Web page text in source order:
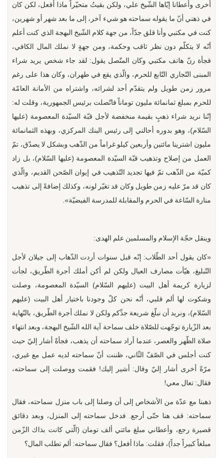
أخرى وأعطانا إيّاها الشّيخ علي، ولكن بقيتُ متحيّراً ماذا أفعل، لكن كان
في ذهني أنّ ما يقوله سماحته هو شيء آخر، إلى ما بعد شهر أو شهرين،
كنت في مكتبي وأنا قلق جدّاً، من جهة كلام الشّيخ البهجة الذي كنت أعلم
أنّه لا يتكلّم دون نظر ثاقب وحكمة، ومن جهةٍ لا نملك المال الكافي،
فجأة رنّ هاتف مكتبي وكان المتّصل يقول: لقد جاء شخص يريد شراء
المبنى التّجاري التّابع للحرم، والّذي يقع في طهران، وكان هذا على رغم
مرور زمن طويل ولم يتقدّم أحد لشرائه، واشتراه من الأمانة العامّة
للحرم بمبلغ ثمانمائة مليون توماناً فاتّصلت برئيس الجمهورية، وقلت له:
إنّنا نريد شراء ذهبٍ بقيمة منخفضة لأجل قبّة السيّدة المعصومة (عليها
السّلام)، وهو بدوره أحالني إلى رئيس البنك المركزي، وبهذه الثمانمائة
مليون اشترينا مائتين وأربعين كيلو غراماً من الذّهب وبشكل لا يصدّق، تمّ
العمل من إصلاح وتذهيب قبّة السيّدة المعصومة (عليها السّلام)، بل زاد
كميّة من الذّهب تمّ فيها تجديد التّذهيب في إيوان الصّحن القديم، والّذي
كان قد مرّ عليه زمن طويل وكان قد تغيّر لونه، وكذلك إضافةً إلى تذهيب
منارة السّاعة في الحرم والمقابلة للمدرسة الفيضيّة».
وينقل حجّة الإسلام والمسلمين علم الهدى:
«كان يقول أحد الطّلاب: إنّه قبل سنوات أردت الذّهاب إلى جيلان لأجل
التّبليغ، هيّأت مصارف العيال ولكن لم أكن أملك أجرة الطّريق، لجأت
لزيارة كريمة أهل البيت (عليهم السّلام) السيّدة المعصومة، وصلت
وشكوت لها ألم قلبي، أنّه نحن كلّ وجودنا باختيار أهل البيت (عليهم
السّلام)، ونريد أن نبلّغ شريعة جدِّكم ولكن لا نملك أجرة الطّريق، بالنّهاية
بعد الزّيارة توجّهت للصّلاة خلف سماحة آية الله الشّيخ البهجة، وبعد انتهاء
صلاة الظّهر والعصر، عندما أراد سماحته أن يذهب، فجأةً أشار إليّ حيث
كنت أجلس في الصّفّ الثّاني، ظننت أنّ سماحته لديه عمل مع غيري،
مرّةً أخرى أشار إليّ وقال: أشير إليك! فقمت ووصلت إلى سماحته،
فقال: تعال معي!
ذهبنا مع عدّة من الأشخاص إلى أن وصلنا إلى باب منزل سماحته، فقال
سماحته: قف هنا حتّى أرجع. فدخل سماحته إلى المنزل، وبعد دقائق
قصيرة رجع، وأعطاني مبلغ مائتي ألف تومان (الّتي كانت بذاك الزّمن
مبلغاً كبيراً جداً)، فقلت: ماذا أفعل؟ فقال سماحته: ألم تطلب المال؟